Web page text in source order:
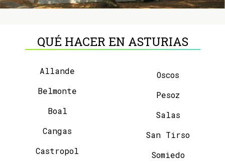
QUÉ HACER EN ASTURIAS
Allande
Belmonte
Boal
Cangas
Castropol
Oscos
Pesoz
Salas
San Tirso
Somiedo